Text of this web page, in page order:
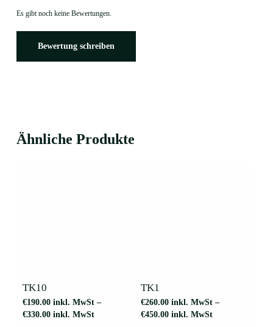
Es gibt noch keine Bewertungen.
Bewertung schreiben
Ähnliche Produkte
mehrere
auf.
Die
TK10
€190.00 inkl. MwSt–
€330.00 inkl. MwSt
mehrere
auf.
Die
TK1
€260.00 inkl. MwSt –
€450.00 inkl. MwSt